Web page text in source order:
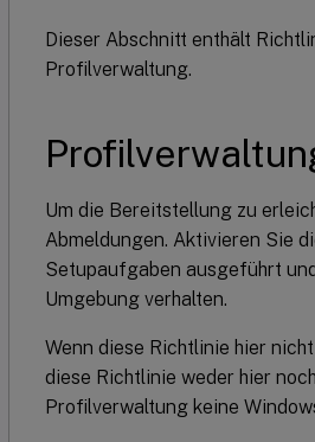
Dieser Abschnitt enthält
Profilverwaltung.
Um die Bereitstellung zu
Abmeldungen. Aktivieren Sie
Setupaufgaben ausgeführt
Umgebung verhalten.
Wenn diese Richtlinie hier
diese Richtlinie weder hier
Profilverwaltung keine